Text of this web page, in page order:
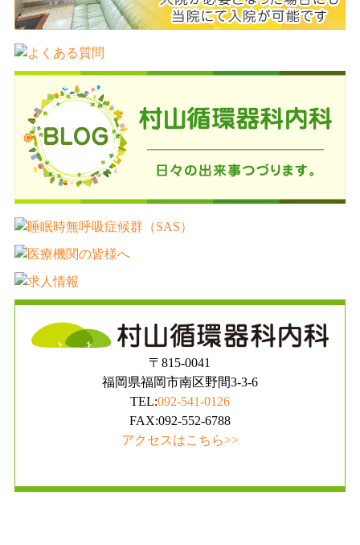
〒815-0041
福岡県福岡市南区野間3-3-6
TEL:092-541-0126
FAX:092-552-6788
アクセスはこちら>>